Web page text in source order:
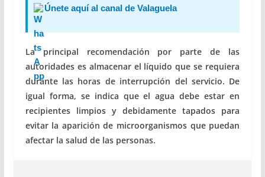
Únete aquí al canal de Valaguela
La principal recomendación por parte de las
autoridades es almacenar el líquido que se requiera
durante las horas de interrupción del servicio. De
igual forma, se indica que el agua debe estar en
recipientes limpios y debidamente tapados para
evitar la aparición de microorganismos que puedan
afectar la salud de las personas.